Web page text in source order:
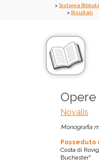
Sistema
Risultati
Novalis
Monografia
Posseduto
Costa di
Buchaster"